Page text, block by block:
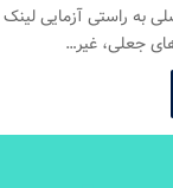
به راستی آزمایی
جعلی، غیر…